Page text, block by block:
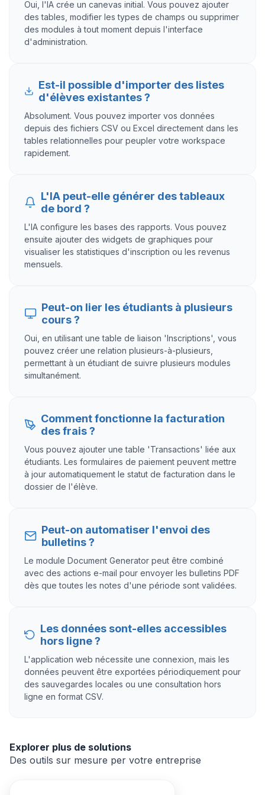
Oui, l'IA crée un canevas initial. Vous pouvez ajouter
des tables, modifier les types de champs ou supprimer
des modules à tout moment depuis l'interface
d'administration.
Est-il possible d'importer des listes
d'élèves existantes ?
Absolument. Vous pouvez importer vos données
depuis des fichiers CSV ou Excel directement dans les
tables relationnelles pour peupler votre workspace
rapidement.
L'IA peut-elle générer des tableaux
de bord ?
L'IA configure les bases des rapports. Vous pouvez
ensuite ajouter des widgets de graphiques pour
visualiser les statistiques d'inscription ou les revenus
mensuels.
Peut-on lier les étudiants à plusieurs
cours ?
Oui, en utilisant une table de liaison 'Inscriptions', vous
pouvez créer une relation plusieurs-à-plusieurs,
permettant à un étudiant de suivre plusieurs modules
simultanément.
Comment fonctionne la facturation
des frais ?
Vous pouvez ajouter une table 'Transactions' liée aux
étudiants. Les formulaires de paiement peuvent mettre
à jour automatiquement le statut de facturation dans le
dossier de l'élève.
Peut-on automatiser l'envoi des
bulletins ?
Le module Document Generator peut être combiné
avec des actions e-mail pour envoyer les bulletins PDF
dès que toutes les notes d'une période sont validées.
Les données sont-elles accessibles
hors ligne ?
L'application web nécessite une connexion, mais les
données peuvent être exportées périodiquement pour
des sauvegardes locales ou une consultation hors
ligne en format CSV.
Explorer plus de solutions
Des outils sur mesure per votre entreprise